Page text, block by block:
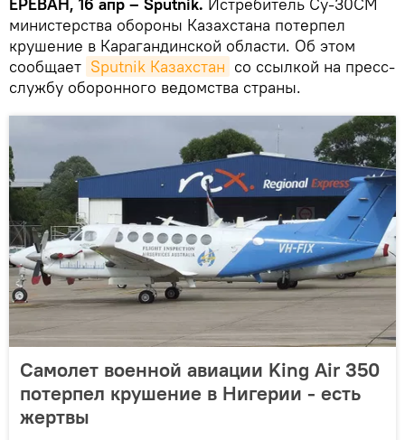
ЕРЕВАН, 16 апр – Sputnik. Истребитель Су-30СМ
министерства обороны Казахстана потерпел
крушение в Карагандинской области. Об этом
сообщает Sputnik Казахстан со ссылкой на пресс-
службу оборонного ведомства страны.
Самолет военной авиации King Air 350
потерпел крушение в Нигерии - есть
жертвы